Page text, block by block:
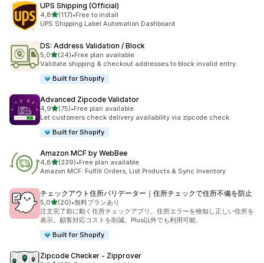
UPS Shipping (Official)
4,8na 5 gwiazdek
(117)
Łączna liczba recenzji: 117
•Free to install
UPS Shipping Label Automation Dashboard
DS: Address Validation / Block
5,0na 5 gwiazdek
(24)
Łączna liczba recenzji: 24
•Free plan available
Validate shipping & checkout addresses to block invalid entry.
Built for Shopify
Advanced Zipcode Validator
4,9na 5 gwiazdek
(75)
Łączna liczba recenzji: 75
•Free plan available
Let customers check delivery availability via zipcode check
Built for Shopify
Amazon MCF by WebBee
4,8na 5 gwiazdek
(339)
Łączna liczba recenzji: 339
•Free plan available
Amazon MCF: Fulfill Orders, List Products & Sync Inventory
チェックアウト住所バリデーター｜住所チェックで住所不備を防止
5,0na 5 gwiazdek
(20)
Łączna liczba recenzji: 20
•無料プランあり
注文完了前に動く住所チェックアプリ。住所エラーを検知し正しい住所を
表示。顧客対応コストを削減。Plus以外でも利用可能。
Built for Shopify
Zipcode Checker ‑ Zipprover